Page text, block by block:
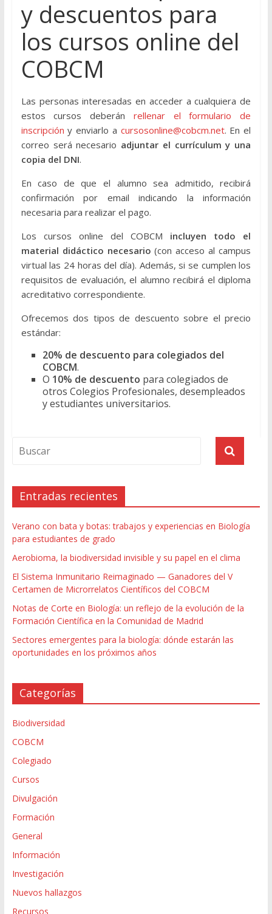
y descuentos para
los cursos online del
COBCM
Las personas interesadas en acceder a cualquiera de
estos cursos deberán rellenar el formulario de
inscripción y enviarlo a cursosonline@cobcm.net. En el
correo será necesario adjuntar el currículum y una
copia del DNI.
En caso de que el alumno sea admitido, recibirá
confirmación por email indicando la información
necesaria para realizar el pago.
Los cursos online del COBCM incluyen todo el
material didáctico necesario (con acceso al campus
virtual las 24 horas del día). Además, si se cumplen los
requisitos de evaluación, el alumno recibirá el diploma
acreditativo correspondiente.
Ofrecemos dos tipos de descuento sobre el precio
estándar:
20% de descuento para colegiados del
COBCM.
O 10% de descuento para colegiados de
otros Colegios Profesionales, desempleados
y estudiantes universitarios.
Entradas recientes
Verano con bata y botas: trabajos y experiencias en Biología
para estudiantes de grado
Aerobioma, la biodiversidad invisible y su papel en el clima
El Sistema Inmunitario Reimaginado — Ganadores del V
Certamen de Microrrelatos Científicos del COBCM
Notas de Corte en Biología: un reflejo de la evolución de la
Formación Científica en la Comunidad de Madrid
Sectores emergentes para la biología: dónde estarán las
oportunidades en los próximos años
Categorías
Biodiversidad
COBCM
Colegiado
Cursos
Divulgación
Formación
General
Información
Investigación
Nuevos hallazgos
Recursos